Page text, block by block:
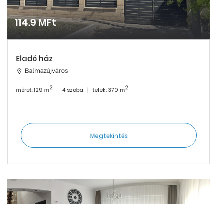
114.9 MFt
Eladó ház
Balmazújváros
méret: 129 m2 4 szoba telek: 370 m2
Megtekintés